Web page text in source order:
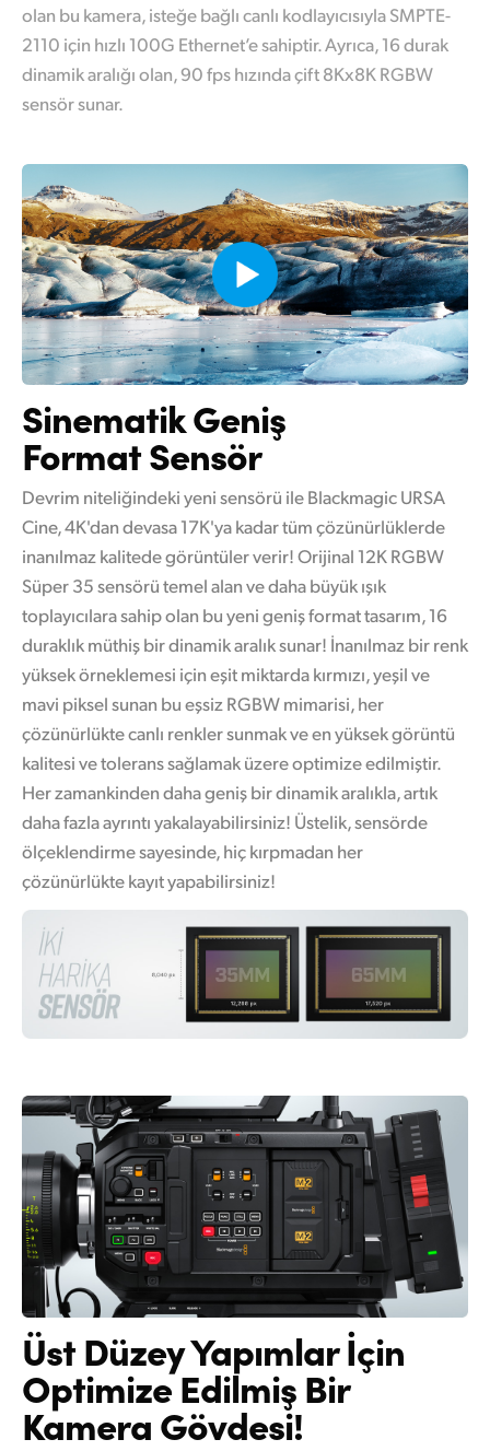
olan bu kamera, isteğe bağlı canlı kodlayıcısıyla SMPTE-
2110 için hızlı 100G Ethernet’e sahiptir. Ayrıca, 16 durak
dinamik aralığı olan, 90 fps hızında çift 8Kx8K RGBW
sensör sunar.
Sinematik Geniş
Format Sensör
Devrim niteliğindeki yeni sensörü ile Blackmagic URSA
Cine, 4K'dan devasa 17K'ya kadar tüm çözünürlüklerde
inanılmaz kalitede görüntüler verir! Orijinal 12K RGBW
Süper 35 sensörü temel alan ve daha büyük ışık
toplayıcılara sahip olan bu yeni geniş format tasarım, 16
duraklık müthiş bir dinamik aralık sunar! İnanılmaz bir renk
yüksek örneklemesi için eşit miktarda kırmızı, yeşil ve
mavi piksel sunan bu eşsiz RGBW mimarisi, her
çözünürlükte canlı renkler sunmak ve en yüksek görüntü
kalitesi ve tolerans sağlamak üzere optimize edilmiştir.
Her zamankinden daha geniş bir dinamik aralıkla, artık
daha fazla ayrıntı yakalayabilirsiniz! Üstelik, sensörde
ölçeklendirme sayesinde, hiç kırpmadan her
çözünürlükte kayıt yapabilirsiniz!
Üst DüzeyYapımlar İçin
OptimizeEdilmiş Bir
Kamera Gövdesi!